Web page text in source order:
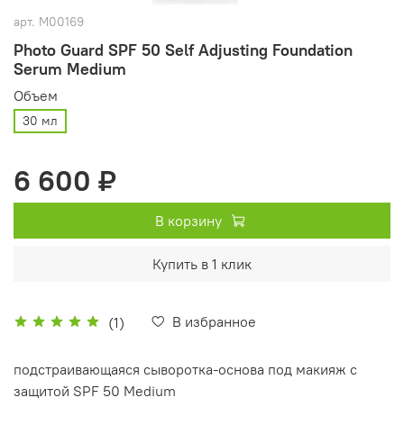
арт. M00169
Photo Guard SPF 50 Self Adjusting Foundation
Serum Medium
(1) В избранное
Объем
30 мл
6 600 ₽
В корзину
Купить в 1 клик
подстраивающаяся сыворотка-основа под макияж с
защитой SPF 50 Medium